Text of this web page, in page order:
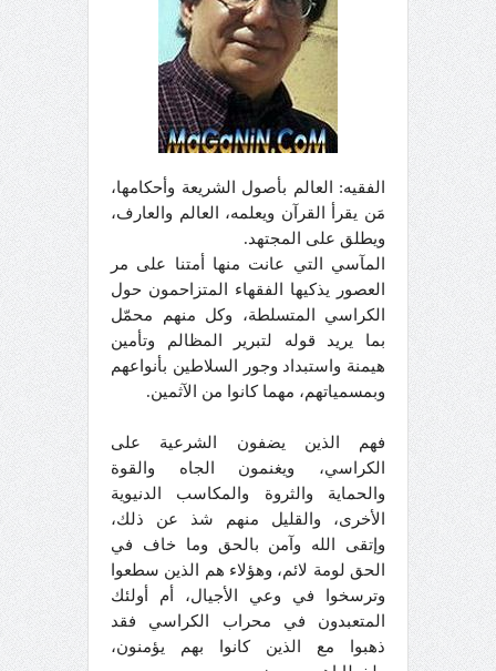
الفقيه: العالم بأصول الشريعة وأحكامها،
مَن يقرأ القرآن ويعلمه، العالم والعارف،
ويطلق على المجتهد.
المآسي التي عانت منها أمتنا على مر
العصور يذكيها الفقهاء المتزاحمون حول
الكراسي المتسلطة، وكل منهم محمّل
بما يريد قوله لتبرير المظالم وتأمين
هيمنة واستبداد وجور السلاطين بأنواعهم
وبمسمياتهم، مهما كانوا من الآثمين.
فهم الذين يضفون الشرعية على
الكراسي، ويغنمون الجاه والقوة
والحماية والثروة والمكاسب الدنيوية
الأخرى، والقليل منهم شذ عن ذلك،
وإتقى الله وآمن بالحق وما خاف في
الحق لومة لائم، وهؤلاء هم الذين سطعوا
وترسخوا في وعي الأجيال، أم أولئك
المتعبدون في محراب الكراسي فقد
ذهبوا مع الذين كانوا بهم يؤمنون،